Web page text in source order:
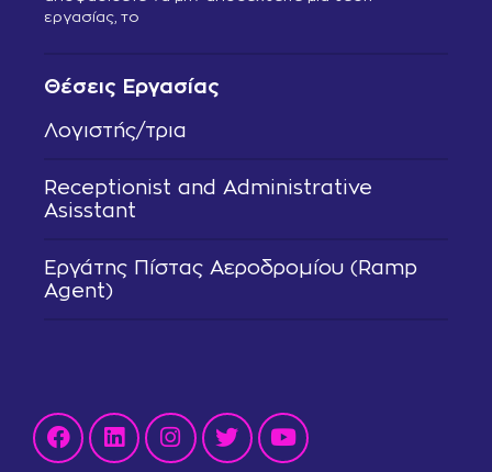
Θέσεις Εργασίας
Λογιστής/τρια
Receptionist and Administrative
Asisstant
Εργάτης Πίστας Αεροδρομίου (Ramp
Agent)
εργασίας, το